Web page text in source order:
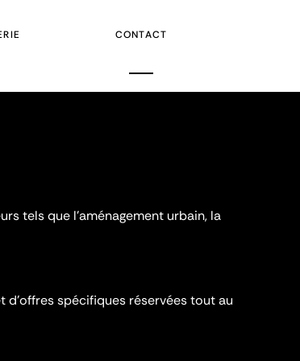
CONTACT
tels que l'aménagement urbain, la
d’offres spécifiques réservées tout au